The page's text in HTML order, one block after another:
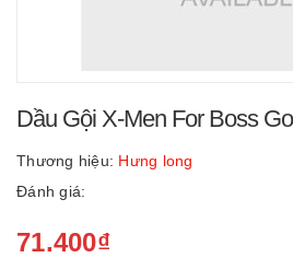
Dầu Gội X-Men For Boss
Thương hiệu: Hưng long
Đánh giá:
71.400₫